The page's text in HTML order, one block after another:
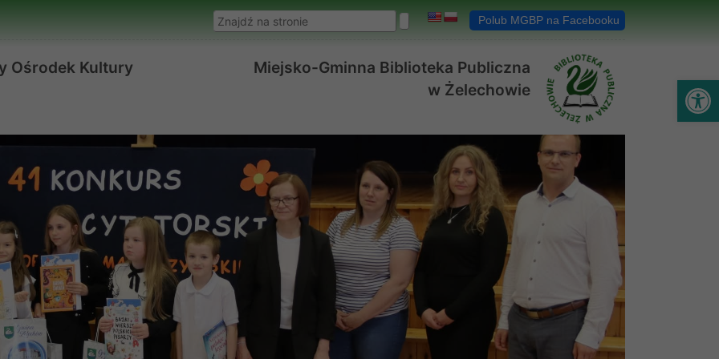
Wyszukaj w serwisie
Polub MGBP na Facebooku
Ośrodek Kultury
Miejsko-Gminna Biblioteka Publiczna
w Żelechowie